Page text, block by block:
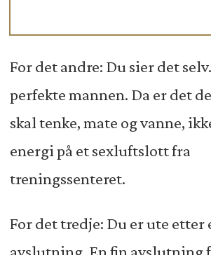
For det andre: Du sier det
perfekte mannen. Da er det
skal tenke, mate og vanne,
energi på et sexluftslott fra
treningssenteret.
For det tredje: Du er ute etter
avslutning. En fin avslutning